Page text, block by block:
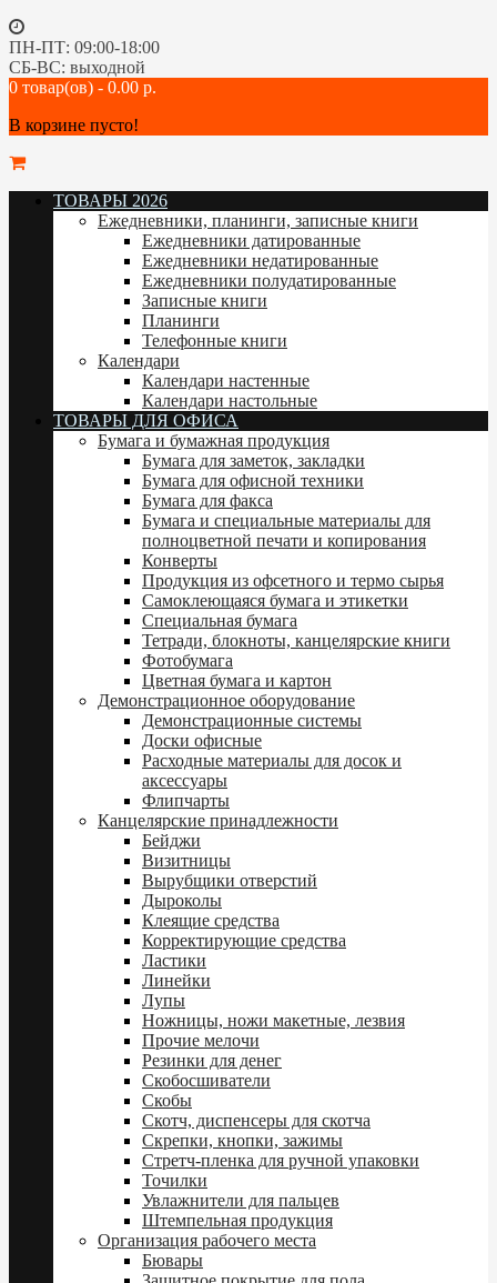
ПН-ПТ: 09:00-18:00
СБ-ВС: выходной
0 товар(ов) - 0.00 р.
В корзине пусто!
ТОВАРЫ 2026
Ежедневники, планинги, записные книги
Ежедневники датированные
Ежедневники недатированные
Ежедневники полудатированные
Записные книги
Планинги
Телефонные книги
Календари
Календари настенные
Календари настольные
ТОВАРЫ ДЛЯ ОФИСА
Бумага и бумажная продукция
Бумага для заметок, закладки
Бумага для офисной техники
Бумага для факса
Бумага и специальные материалы для
полноцветной печати и копирования
Конверты
Продукция из офсетного и термо сырья
Самоклеющаяся бумага и этикетки
Специальная бумага
Тетради, блокноты, канцелярские книги
Фотобумага
Цветная бумага и картон
Демонстрационное оборудование
Демонстрационные системы
Доски офисные
Расходные материалы для досок и
аксессуары
Флипчарты
Канцелярские принадлежности
Бейджи
Визитницы
Вырубщики отверстий
Дыроколы
Клеящие средства
Корректирующие средства
Ластики
Линейки
Лупы
Ножницы, ножи макетные, лезвия
Прочие мелочи
Резинки для денег
Скобосшиватели
Скобы
Скотч, диспенсеры для скотча
Скрепки, кнопки, зажимы
Стретч-пленка для ручной упаковки
Точилки
Увлажнители для пальцев
Штемпельная продукция
Организация рабочего места
Бювары